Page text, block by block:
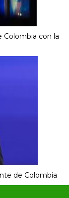
Colombia con la
de Colombia